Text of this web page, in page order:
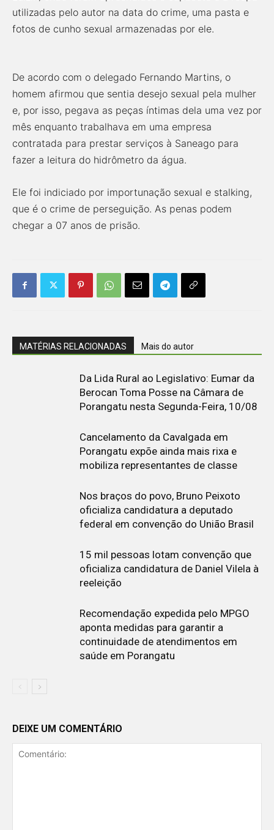
utilizadas pelo autor na data do crime, uma pasta e
fotos de cunho sexual armazenadas por ele.
De acordo com o delegado Fernando Martins, o
homem afirmou que sentia desejo sexual pela mulher
e, por isso, pegava as peças íntimas dela uma vez por
mês enquanto trabalhava em uma empresa
contratada para prestar serviços à Saneago para
fazer a leitura do hidrômetro da água.
Ele foi indiciado por importunação sexual e stalking,
que é o crime de perseguição. As penas podem
chegar a 07 anos de prisão.
MATÉRIAS RELACIONADAS Mais do autor
Da Lida Rural ao Legislativo: Eumar da
Berocan Toma Posse na Câmara de
Porangatu nesta Segunda-Feira, 10/08
Cancelamento da Cavalgada em
Porangatu expõe ainda mais rixa e
mobiliza representantes de classe
Nos braços do povo, Bruno Peixoto
oficializa candidatura a deputado
federal em convenção do União Brasil
15 mil pessoas lotam convenção que
oficializa candidatura de Daniel Vilela à
reeleição
Recomendação expedida pelo MPGO
aponta medidas para garantir a
continuidade de atendimentos em
saúde em Porangatu
DEIXE UM COMENTÁRIO